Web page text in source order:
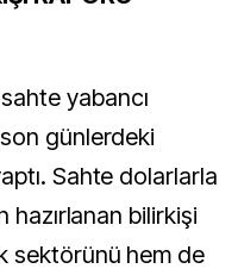
yabancı
günlerdeki
Sahte dolarlarla
hazırlanan bilirkişi
sektörünü hem de